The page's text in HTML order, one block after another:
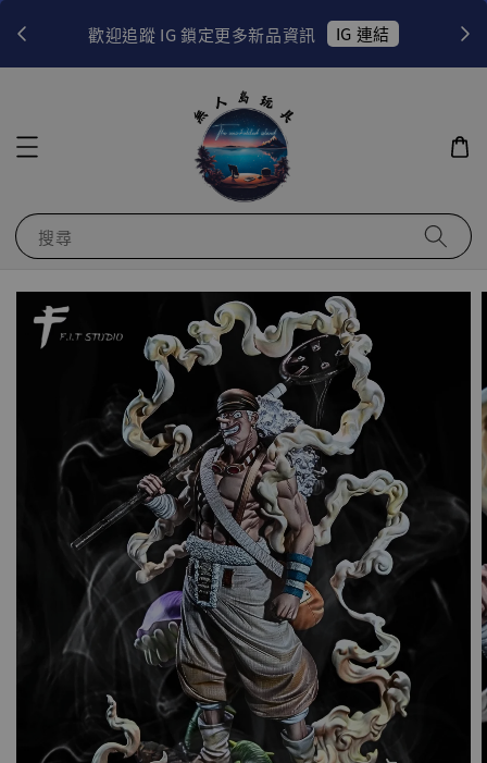
歡迎追蹤 IG 鎖定更多新品資訊 IG 連結
搜尋